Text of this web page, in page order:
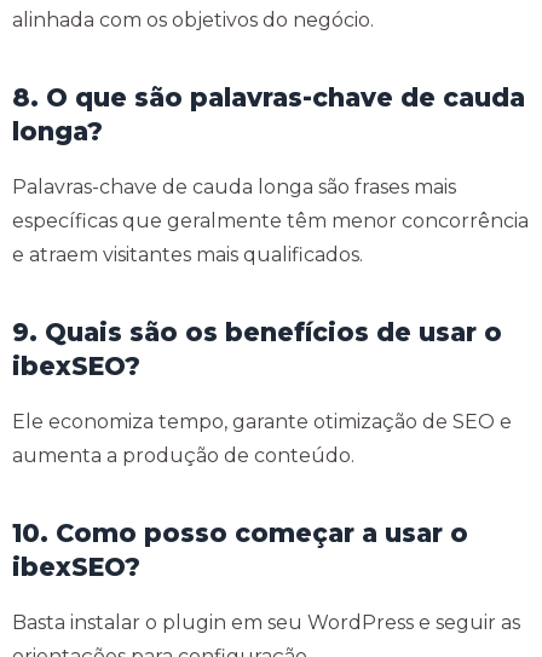
alinhada com os objetivos do negócio.
8. O que são palavras-chave de cauda
longa?
Palavras-chave de cauda longa são frases mais
específicas que geralmente têm menor concorrência
e atraem visitantes mais qualificados.
9. Quais são os benefícios de usar o
ibexSEO?
Ele economiza tempo, garante otimização de SEO e
aumenta a produção de conteúdo.
10. Como posso começar a usar o
ibexSEO?
Basta instalar o plugin em seu WordPress e seguir as